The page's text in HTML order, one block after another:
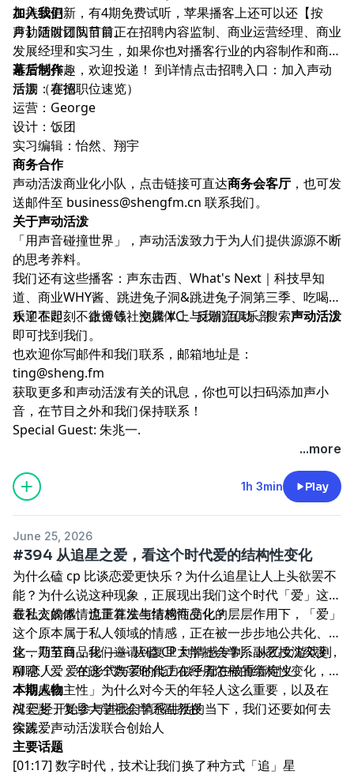
在持续更新，有4期免费试听，苹果播客上还可以还【按
月】随时订阅节目。
加入我们
声动活泼团队目前正在招聘内容监制、商业运营经理、商业
发展经理和实习生，如果你也对播客行业的内容制作和商务
运营感兴趣，欢迎投递！ 到详情点击招聘入口： 加入声动
活泼（在招职位速览）
幕后制作
后期：赛德
运营：George
设计：饭团
实习编辑：怡然、翔宇
商务合作
声动活泼商业化小队，点击链接可直达商务会客厅 ，也可发
送邮件至 business@shengfm.cn 联系我们。
关于声动活泼
「用声音碰撞世界」，声动活泼致力于为人们提供源源不断
的思考养料。
我们还有这些播客： 声东击西、 What's Next｜科技早知
道、 商业WHY酱、 跳进兔子洞&跳进兔子洞第三季、 吃喝玩
乐了不起、不止金钱、泡腾 VC、反潮流俱乐部
欢迎在即刻、微博等社交媒体上与我们互动，搜索声动活泼
即可找到我们。
也欢迎你写邮件和我们联系，邮箱地址是：
ting@sheng.fm
获取更多和声动活泼有关的讯息，你也可以扫码添加声小
音，在节目之外和我们保持联系！
Special Guest: 朱兆一.
...more
1h 3min Play
June 25, 2026
#394 从追星之爱，看这个时代爱的结构性变化
为什么磕 cp 比谈恋爱更快乐？为什么追星让人上头欲罢不
能？为什么说这种现象，正展现出我们这个时代「爱」这种
最私人的感情也正在发生结构性变化？
在社交媒体、流量算法与情感商品化的层层作用下，「爱」
这个原本属于私人领域的情感，正在被一步步地公共化、量
化，乃至商品化 —— 从磕 CP 到情感专制，从乙女游戏到
AI 恋人，爱的形式与爱的能力似乎都在被重新定义。
这一期节目，我们邀请到复旦大学社会学系副教授沈奕斐，
聊聊「爱」在这个数字时代正在经历怎样的结构性变化，
「情感自主性」为什么对今天的年轻人这么重要，以及在
AI 已经开始参与进我们情感生活的当下，我们还要如何去
实践爱。
本期人物
沈奕斐，复旦大学社会学系副教授
徐涛，声动活泼联合创始人
主要话题
[01:17] 数字时代，技术让我们换了种方式「追」星